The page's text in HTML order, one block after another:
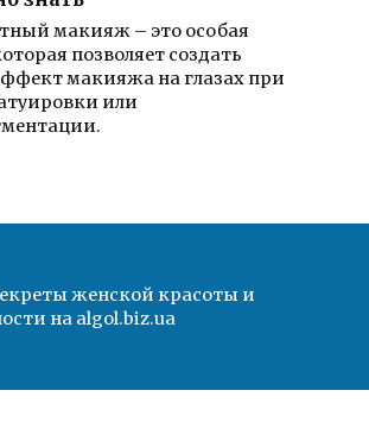
макияж – это особая
позволяет создать
макияжа на глазах при
или
женской красоты и
на algol.biz.ua